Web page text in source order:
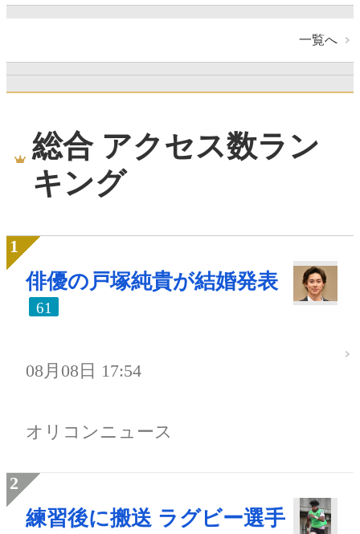
一覧へ
総合 アクセス数ラン
キング
俳優の戸塚純貴が結婚発表
61
08月08日 17:54
オリコンニュース
練習後に搬送 ラグビー選手